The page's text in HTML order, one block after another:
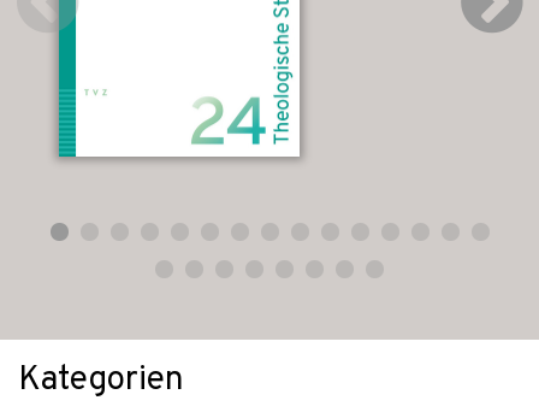
Kategorien